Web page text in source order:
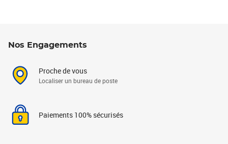
Nos Engagements
Proche de vous
Localiser un bureau de poste
Paiements 100% sécurisés